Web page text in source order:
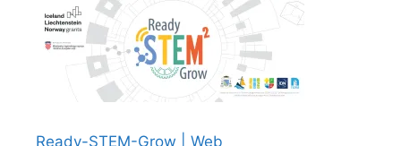
Ready-STEM-Grow | Web